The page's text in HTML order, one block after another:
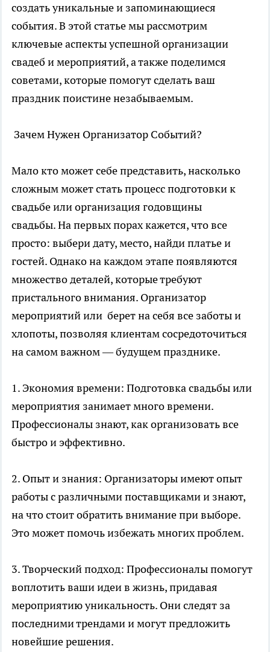
создать уникальные и запоминающиеся
события. В этой статье мы рассмотрим
ключевые аспекты успешной организации
свадеб и мероприятий, а также поделимся
советами, которые помогут сделать ваш
праздник поистине незабываемым.
Зачем Нужен Организатор Событий?
Мало кто может себе представить, насколько
сложным может стать процесс подготовки к
свадьбе илиорганизация годовщины
свадьбы. На первых порах кажется, что все
просто: выбери дату, место, найди платье и
гостей. Однако на каждом этапе появляются
множество деталей, которые требуют
пристального внимания. Организатор
мероприятий или берет на себя все заботы и
хлопоты, позволяя клиентам сосредоточиться
на самом важном — будущем празднике.
1. Экономия времени: Подготовка свадьбы или
мероприятия занимает много времени.
Профессионалы знают, как организовать все
быстро и эффективно.
2. Опыт и знания: Организаторы имеют опыт
работы с различными поставщиками и знают,
на что стоит обратить внимание при выборе.
Это может помочь избежать многих проблем.
3. Творческий подход: Профессионалы помогут
воплотить ваши идеи в жизнь, придавая
мероприятию уникальность. Они следят за
последними трендами и могут предложить
новейшие решения.